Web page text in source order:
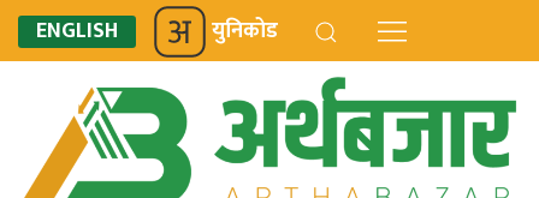
ENGLISH युनिकोड